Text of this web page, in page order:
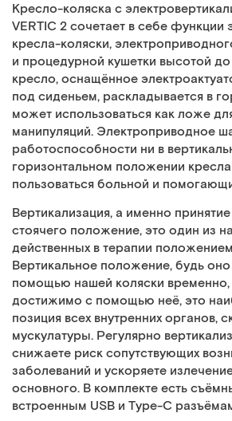
Кресло-коляска с
VERTIC 2 сочетает в себе функции
кресла-коляски,
и процедурной кушетки высотой
кресло, оснащённое
под сиденьем, раскладывается в
может использоваться как ложе
манипуляций. Электроприводное
работоспособности ни в
горизонтальном положении
пользоваться больной и
Вертикализация, а именно
стоячего положение, это один из
действенных в терапии
Вертикальное положение, будь
помощью нашей коляски временно,
достижимо с помощью неё, это
позиция всех внутренних органов,
мускулатуры. Регулярно
снижаете риск сопутствующих
заболеваний и ускоряете
основного. В комплекте есть
встроенным USB и Type-C